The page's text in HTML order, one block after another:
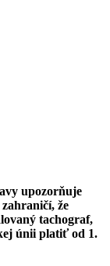
upozorňuje
že
tachograf,
únii platiť od 1.